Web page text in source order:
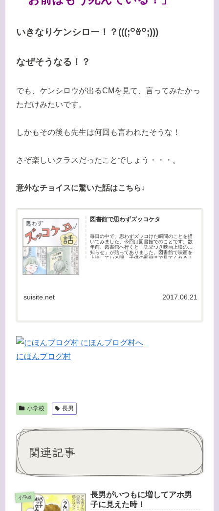
いきなりケンシロー！？(((;꒪ꈊ꒪;)))
なぜそうなる！？
でも、ケンシロウが出るCMを見て、言ってみたかっ
ただけみたいです。
しかもその後も先生は何回も言われたそうな！
さぞ楽しいクラスだったことでしょう・・・。
意外なチョイスに驚いた話はこちら↓
図書館で思わずズッコケタ
毎日の中で、思わずズッコけた瞬間のことを描
いてみました。今回は図書館でのことです。数
年前、図書館へ行くと「託児つき映画上映のお
知らせ」が貼ってありました。図書館で映画を
上映している間、子供の面倒まで見てくれる！
suisite.net 2017.06.21
にほんブログ村
小学校 長男
関連記事
小学校
長男がいつもに増してアホ男
子に見えた時！